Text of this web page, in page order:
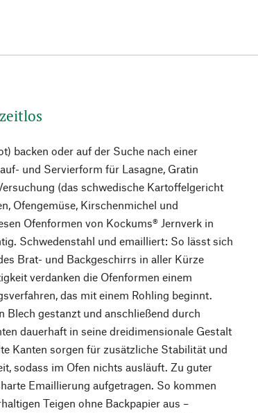
backen oder auf der Suche nach einer
und Servierform für Lasagne, Gratin
(das schwedische Kartoffelgericht
Ofengemüse, Kirschenmichel und
Ofenformen von Kockums® Jernverk in
Schwedenstahl und emailliert: So lässt sich
Brat- und Backgeschirrs in aller Kürze
verdanken die Ofenformen einem
das mit einem Rohling beginnt.
Blech gestanzt und anschließend durch
dauerhaft in seine dreidimensionale Gestalt
Kanten sorgen für zusätzliche Stabilität und
sodass im Ofen nichts ausläuft. Zu guter
Emaillierung aufgetragen. So kommen
Teigen ohne Backpapier aus –